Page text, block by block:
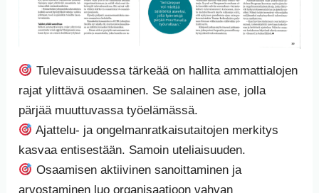
Tulevaisuudessa tärkeää on hallita ammattialojen
rajat ylittävä osaaminen. Se salainen ase, jolla
pärjää muuttuvassa työelämässä.
Ajattelu- ja ongelmanratkaisutaitojen merkitys
kasvaa entisestään. Samoin uteliaisuuden.
Osaamisen aktiivinen sanoittaminen ja
arvostaminen luo organisaatioon vahvan